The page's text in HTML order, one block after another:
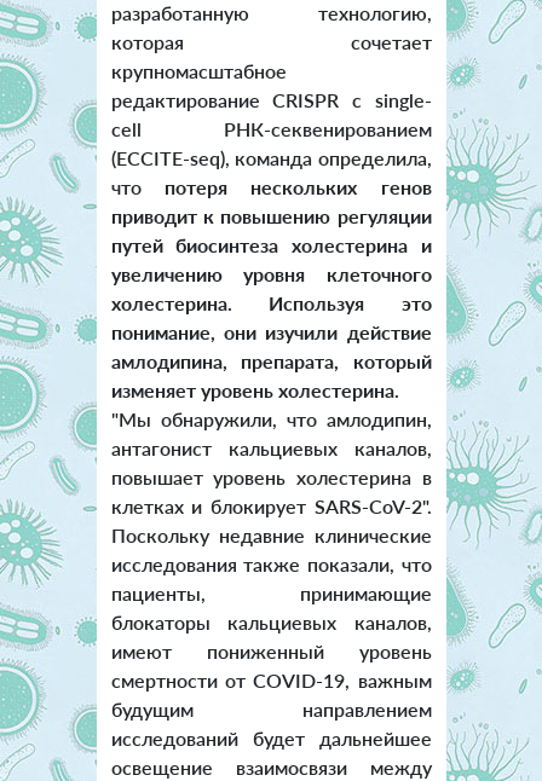
разработанную технологию,
которая сочетает
крупномасштабное
редактирование CRISPR с single-
cell РНК-секвенированием
(ECCITE-seq), команда определила,
что потеря нескольких генов
приводит к повышению регуляции
путей биосинтеза холестерина и
увеличению уровня клеточного
холестерина. Используя это
понимание, они изучили действие
амлодипина, препарата, который
изменяет уровень холестерина.
"Мы обнаружили, что амлодипин,
антагонист кальциевых каналов,
повышает уровень холестерина в
клетках и блокирует SARS-CoV-2".
Поскольку недавние клинические
исследования также показали, что
пациенты, принимающие
блокаторы кальциевых каналов,
имеют пониженный уровень
смертности от COVID-19, важным
будущим направлением
исследований будет дальнейшее
освещение взаимосвязи между